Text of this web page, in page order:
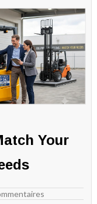
Your